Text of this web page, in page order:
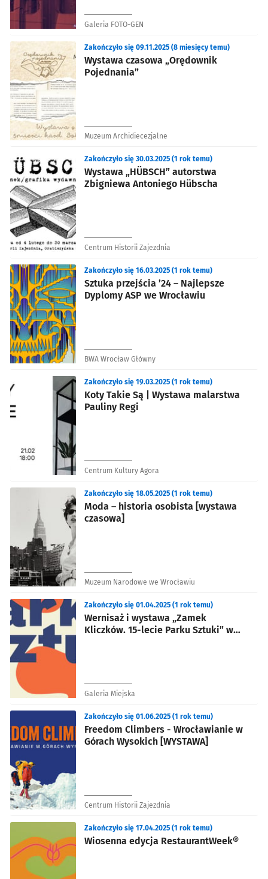
Galeria FOTO-GEN
Wystawa czasowa „Orędownik
Pojednania”
Zakończyło się 09.11.2025 (8 miesięcy temu)
Muzeum Archidiecezjalne
Wystawa „HÜBSCH” autorstwa
Zbigniewa Antoniego Hübscha
Zakończyło się 30.03.2025 (1 rok temu)
Centrum Historii Zajezdnia
Sztuka przejścia ’24 – Najlepsze
Dyplomy ASP we Wrocławiu
Zakończyło się 16.03.2025 (1 rok temu)
BWA Wrocław Główny
Koty Takie Są | Wystawa malarstwa
Pauliny Regi
Zakończyło się 19.03.2025 (1 rok temu)
Centrum Kultury Agora
Moda – historia osobista [wystawa
czasowa]
Zakończyło się 18.05.2025 (1 rok temu)
Muzeum Narodowe we Wrocławiu
Wernisaż i wystawa „Zamek
Kliczków. 15-lecie Parku Sztuki” w
Zakończyło się 01.04.2025 (1 rok temu)
Galeria Miejska
Freedom Climbers - Wrocławianie w
Górach Wysokich [WYSTAWA]
Zakończyło się 01.06.2025 (1 rok temu)
Centrum Historii Zajezdnia
Wiosenna edycja RestaurantWeek®
Zakończyło się 17.04.2025 (1 rok temu)